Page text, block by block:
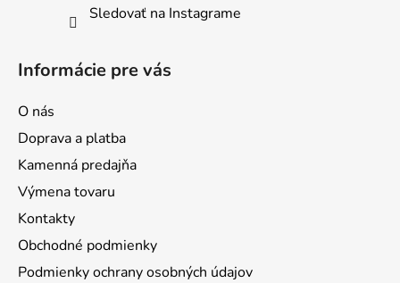
Sledovať na Instagrame
Informácie pre vás
O nás
Doprava a platba
Kamenná predajňa
Výmena tovaru
Kontakty
Obchodné podmienky
Podmienky ochrany osobných údajov